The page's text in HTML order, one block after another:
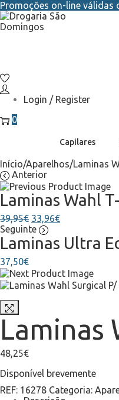
Promoções on-line válidas
Login / Register
0
Capilares
Início/Aparelhos/Laminas
Anterior
Laminas Wahl
39,95€ 33,96€
Seguinte
Laminas Ultra
37,50€
Laminas
48,25€
Disponível brevemente
REF: 16278 Categoria: